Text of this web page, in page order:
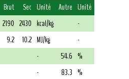
Brut Sec Unité Autre Unité
2190 2430 kcal/kg
-
9.2 10.2 MJ/kg
-
- 54.6 %
- 83.3 %